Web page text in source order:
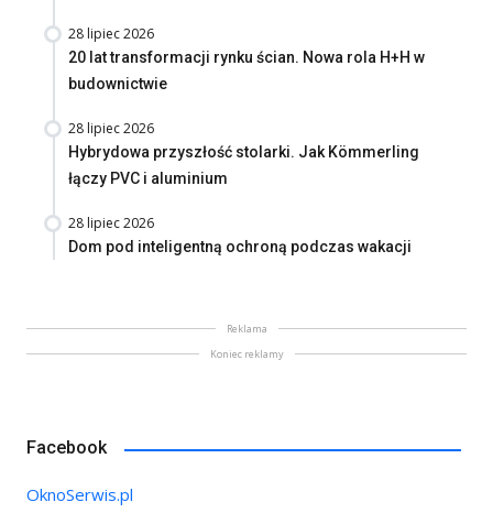
28 lipiec 2026
20 lat transformacji rynku ścian. Nowa rola H+H w
budownictwie
28 lipiec 2026
Hybrydowa przyszłość stolarki. Jak Kömmerling
łączy PVC i aluminium
28 lipiec 2026
Dom pod inteligentną ochroną podczas wakacji
Reklama
Koniec reklamy
Facebook
OknoSerwis.pl